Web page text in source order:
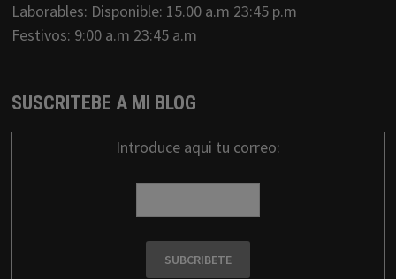
Laborables: Disponible: 15.00 a.m 23:45 p.m
Festivos: 9:00 a.m 23:45 a.m
SUSCRITEBE A MI BLOG
Introduce aqui tu correo: